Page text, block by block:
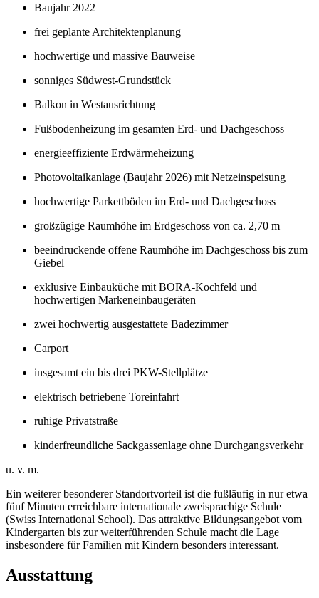
Baujahr 2022
frei geplante Architektenplanung
hochwertige und massive Bauweise
sonniges Südwest-Grundstück
Balkon in Westausrichtung
Fußbodenheizung im gesamten Erd- und Dachgeschoss
energieeffiziente Erdwärmeheizung
Photovoltaikanlage (Baujahr 2026) mit Netzeinspeisung
hochwertige Parkettböden im Erd- und Dachgeschoss
großzügige Raumhöhe im Erdgeschoss von ca. 2,70 m
beeindruckende offene Raumhöhe im Dachgeschoss bis zum
Giebel
exklusive Einbauküche mit BORA-Kochfeld und
hochwertigen Markeneinbaugeräten
zwei hochwertig ausgestattete Badezimmer
Carport
insgesamt ein bis drei PKW-Stellplätze
elektrisch betriebene Toreinfahrt
ruhige Privatstraße
kinderfreundliche Sackgassenlage ohne Durchgangsverkehr
u. v. m.
Ein weiterer besonderer Standortvorteil ist die fußläufig in nur etwa
fünf Minuten erreichbare internationale zweisprachige Schule
(Swiss International School). Das attraktive Bildungsangebot vom
Kindergarten bis zur weiterführenden Schule macht die Lage
insbesondere für Familien mit Kindern besonders interessant.
Ausstattung